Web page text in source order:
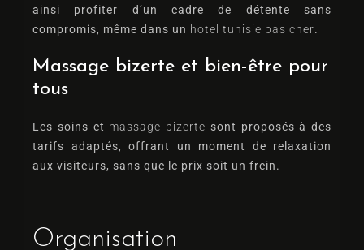
ainsi profiter d’un cadre de détente sans
compromis, même dans un hotel tunisie pas cher.
Massage bizerte et bien-être pour
tous
Les soins et massage bizerte sont proposés à des
tarifs adaptés, offrant un moment de relaxation
aux visiteurs, sans que le prix soit un frein.
Organisation